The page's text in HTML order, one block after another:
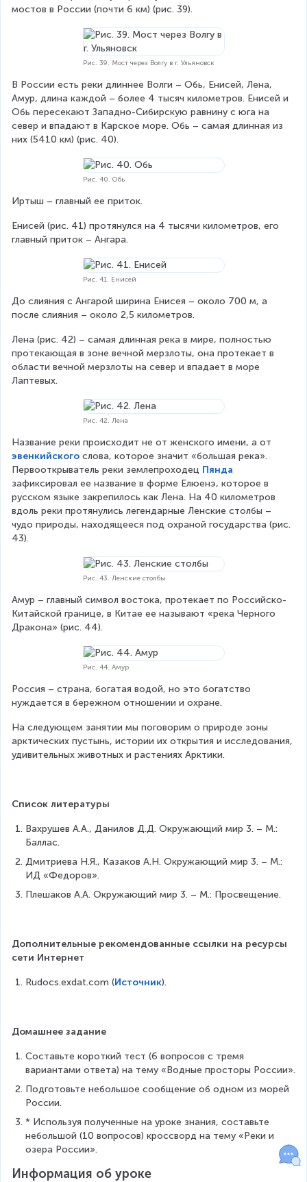
мостов в России (почти 6 км) (рис. 39).
Рис. 39. Мост через Волгу в г. Ульяновск
В России есть реки длиннее Волги – Обь, Енисей, Лена,
Амур, длина каждой – более 4 тысяч километров. Енисей и
Обь пересекают Западно-Сибирскую равнину с юга на
север и впадают в Карское море. Обь – самая длинная из
них (5410 км) (рис. 40).
Рис. 40. Обь
Иртыш – главный ее приток.
Енисей (рис. 41) протянулся на 4 тысячи километров, его
главный приток – Ангара.
Рис. 41. Енисей
До слияния с Ангарой ширина Енисея – около 700 м, а
после слияния – около 2,5 километров.
Лена (рис. 42) – самая длинная река в мире, полностью
протекающая в зоне вечной мерзлоты, она протекает в
области вечной мерзлоты на север и впадает в море
Лаптевых.
Рис. 42. Лена
Название реки происходит не от женского имени, а от
эвенкийского слова, которое значит «большая река».
Первооткрыватель реки землепроходец Пянда
зафиксировал ее название в форме Елюенэ, которое в
русском языке закрепилось как Лена. На 40 километров
вдоль реки протянулись легендарные Ленские столбы –
чудо природы, находящееся под охраной государства (рис.
43).
Рис. 43. Ленские столбы
Амур – главный символ востока, протекает по Российско-
Китайской границе, в Китае ее называют «река Черного
Дракона» (рис. 44).
Рис. 44. Амур
Россия – страна, богатая водой, но это богатство
нуждается в бережном отношении и охране.
На следующем занятии мы поговорим о природе зоны
арктических пустынь, истории их открытия и исследования,
удивительных животных и растениях Арктики.
Список литературы
Вахрушев А.А., Данилов Д.Д. Окружающий мир 3. – М.:
Баллас.
Дмитриева Н.Я., Казаков А.Н. Окружающий мир 3. – М.:
ИД «Федоров».
Плешаков А.А. Окружающий мир 3. – М.: Просвещение.
Дополнительные рекомендованные ссылки на ресурсы
сети Интернет
Rudocs.exdat.com (Источник).
Домашнее задание
Составьте короткий тест (6 вопросов с тремя
вариантами ответа) на тему «Водные просторы России».
Подготовьте небольшое сообщение об одном из морей
России.
* Используя полученные на уроке знания, составьте
небольшой (10 вопросов) кроссворд на тему «Реки и
озера России».
Информация об уроке